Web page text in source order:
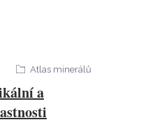
a
Atlas minerálů